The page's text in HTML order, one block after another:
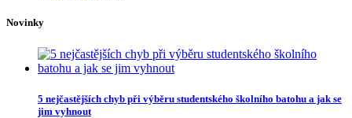
Novinky
5 nejčastějších chyb při výběru studentského školního batohu a jak se
jim vyhnout